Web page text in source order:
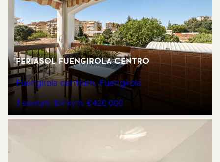
Feriasol Fuengirola Centro
Fuengirola centrum, Fuengirola
3 sovrum 124 kvm €420 000